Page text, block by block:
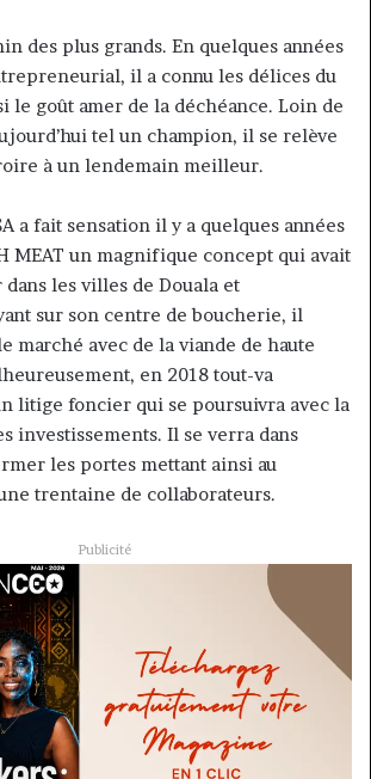
des plus grands. En quelques années
il a connu les délices du
le goût amer de la déchéance. Loin de
tel un champion, il se relève
à un lendemain meilleur.
a fait sensation il y a quelques années
MEAT un magnifique concept qui avait
dans les villes de Douala et
sur son centre de boucherie, il
marché avec de la viande de haute
en 2018 tout-va
litige foncier qui se poursuivra avec la
investissements. Il se verra dans
les portes mettant ainsi au
trentaine de collaborateurs.
Publicité